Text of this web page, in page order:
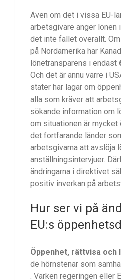
Även om det i vissa EU-
arbetsgivare anger lönen
det inte fallet överallt.
på Nordamerika har
lönetransparens i endast
Och det är ännu värre i
stater har lagar om
alla som kräver att
sökande information om
om situationen är mycket
det fortfarande länder
arbetsgivarna att avslöja
anställningsintervjuer.
ändringarna i direktivet
positiv inverkan på
Hur ser vi på
EU:s
Öppenhet, rättvisa och
de hörnstenar som
. Varken regeringen eller